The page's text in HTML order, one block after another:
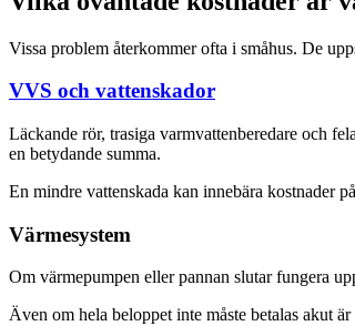
Vissa problem återkommer ofta i småhus. De
VVS och vattenskador
Läckande rör, trasiga varmvattenberedare och
en betydande summa.
En mindre vattenskada kan innebära kostnader
Värmesystem
Om värmepumpen eller pannan slutar fungera
Även om hela beloppet inte måste betalas akut